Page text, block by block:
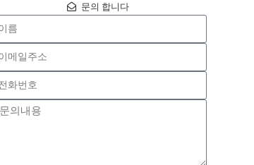
문의 합니다